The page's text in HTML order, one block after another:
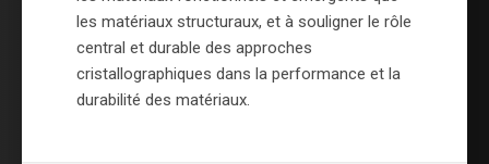
les matériaux structuraux, et à souligner le rôle
central et durable des approches
cristallographiques dans la performance et la
durabilité des matériaux.